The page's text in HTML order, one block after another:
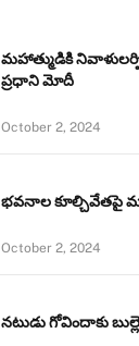
మహాత్ముడికి
ప్రధాని మోదీ
October 2, 2024
భవనాల కూల్చివేతపై
October 2, 2024
నటుడు గోవిందాకు